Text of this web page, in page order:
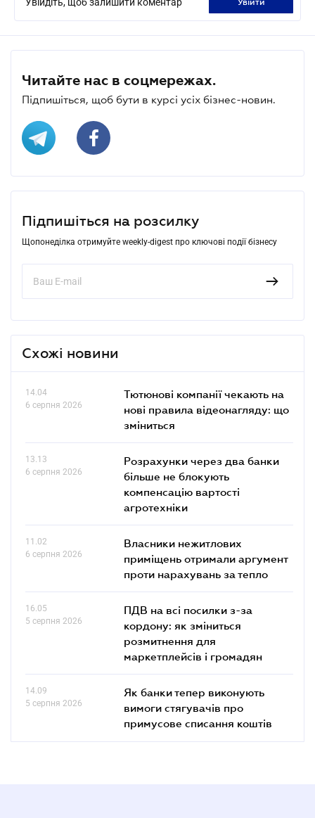
Читайте нас в соцмережах.
Підпишіться, щоб бути в курсі усіх бізнес-новин.
Підпишіться на розсилку
Щопонеділка отримуйте weekly-digest про ключові події бізнесу
Схожі новини
14.04
6 серпня 2026
Тютюнові компанії чекають на
нові правила відеонагляду: що
зміниться
13.13
6 серпня 2026
Розрахунки через два банки
більше не блокують
компенсацію вартості
агротехніки
11.02
6 серпня 2026
Власники нежитлових
приміщень отримали аргумент
проти нарахувань за тепло
16.05
5 серпня 2026
ПДВ на всі посилки з-за
кордону: як зміниться
розмитнення для
маркетплейсів і громадян
14.09
5 серпня 2026
Як банки тепер виконують
вимоги стягувачів про
примусове списання коштів